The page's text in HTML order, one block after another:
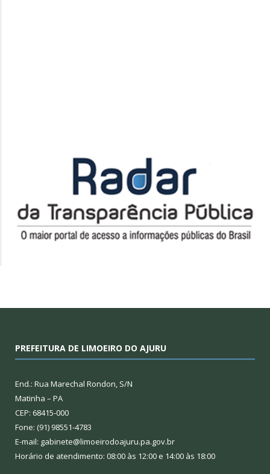
PREFEITURA DE LIMOEIRO DO AJURU
End.: Rua Marechal Rondon, S/N
Matinha – PA
CEP: 68415-000
Fone: (91) 98551-4783
E-mail: gabinete@limoeirodoajuru.pa.gov.br
Horário de atendimento: 08:00 às 12:00 e 14:00 às 18:00